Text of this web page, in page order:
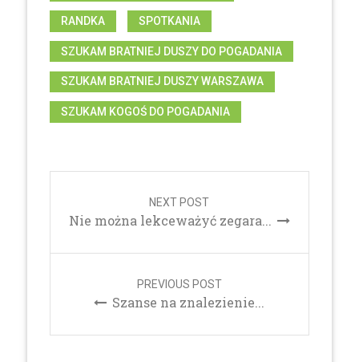
RANDKA SPOTKANIA
SZUKAM BRATNIEJ DUSZY DO POGADANIA
SZUKAM BRATNIEJ DUSZY WARSZAWA
SZUKAM KOGOŚ DO POGADANIA
NEXT POST
Nie można lekceważyć zegara...
PREVIOUS POST
Szanse na znalezienie...